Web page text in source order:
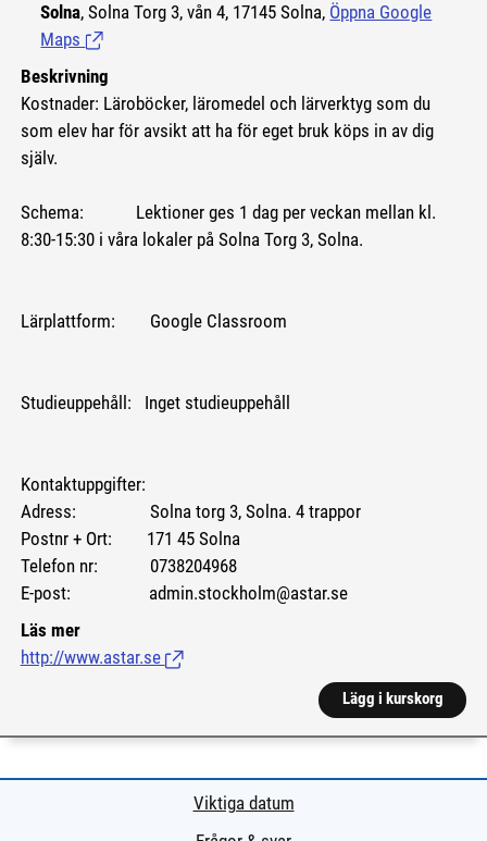
Solna, Solna Torg 3, vån 4, 17145 Solna, Öppna Google
Maps (Länk till extern sida.)
Beskrivning
Kostnader: Läroböcker, läromedel och lärverktyg som du
som elev har för avsikt att ha för eget bruk köps in av dig
själv.
Schema: Lektioner ges 1 dag per veckan mellan kl.
8:30-15:30 i våra lokaler på Solna Torg 3, Solna.
Lärplattform: Google Classroom
Studieuppehåll: Inget studieuppehåll
Kontaktuppgifter:
Adress: Solna torg 3, Solna. 4 trappor
Postnr + Ort: 171 45 Solna
Telefon nr: 0738204968
E-post: admin.stockholm@astar.se
Läs mer
http://www.astar.se (Länk till extern sida.)
Lägg i kurskorg
Viktiga datum